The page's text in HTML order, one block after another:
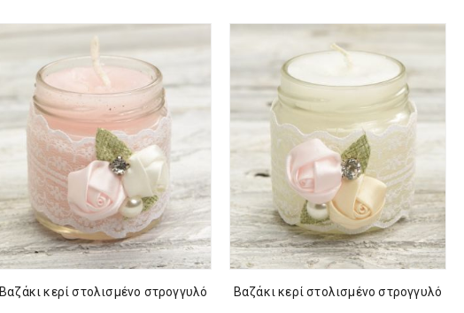
Βαζάκι κερί στολισμένο στρογγυλό Βαζάκι κερί στολισμένο στρογγυλό